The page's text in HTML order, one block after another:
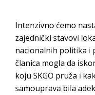
Intenzivno ćemo
zajednički stavovi
nacionalnih politika i
članica mogla da
koju SKGO pruža i
samouprava bila